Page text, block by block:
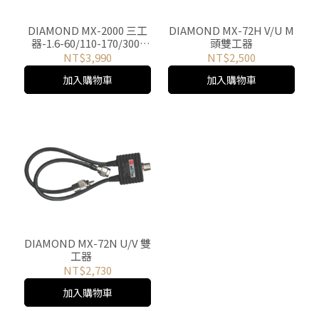
DIAMOND MX-2000 三工
器-1.6-60/110-170/300-
950MHz
NT$3,990
加入購物車
DIAMOND MX-72H V/U M
頭雙工器
NT$2,500
加入購物車
DIAMOND MX-72N U/V 雙
工器
NT$2,730
加入購物車